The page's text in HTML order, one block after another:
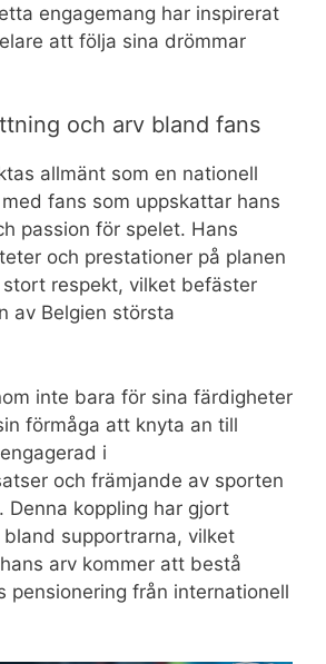
engagemang har inspirerat
att följa sina drömmar
och arv bland fans
allmänt som en nationell
fans som uppskattar hans
passion för spelet. Hans
och prestationer på planen
respekt, vilket befäster
av Belgien största
inte bara för sina färdigheter
förmåga att knyta an till
i
och främjande av sporten
Denna koppling har gjort
supportrarna, vilket
arv kommer att bestå
pensionering från internationell